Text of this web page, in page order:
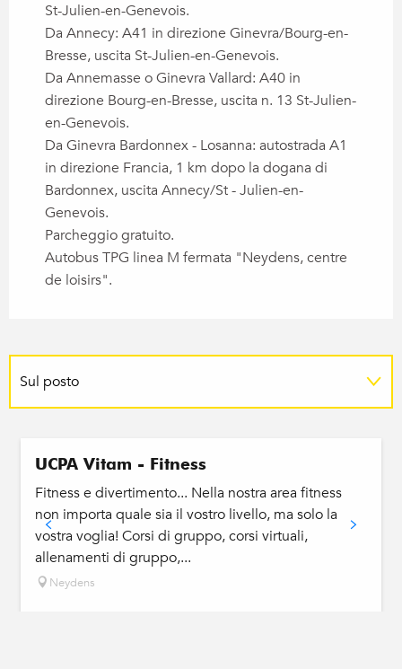
St-Julien-en-Genevois.
Da Annecy: A41 in direzione Ginevra/Bourg-en-
Bresse, uscita St-Julien-en-Genevois.
Da Annemasse o Ginevra Vallard: A40 in
direzione Bourg-en-Bresse, uscita n. 13 St-Julien-
en-Genevois.
Da Ginevra Bardonnex - Losanna: autostrada A1
in direzione Francia, 1 km dopo la dogana di
Bardonnex, uscita Annecy/St - Julien-en-
Genevois.
Parcheggio gratuito.
Autobus TPG linea M fermata "Neydens, centre
de loisirs".
Sul posto
UCPA Vitam - Fitness
Fitness e divertimento... Nella nostra area fitness
non importa quale sia il vostro livello, ma solo la
vostra voglia! Corsi di gruppo, corsi virtuali,
allenamenti di gruppo,...
Neydens